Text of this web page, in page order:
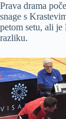
Prava drama
snage s
petom setu, ali je
razliku.